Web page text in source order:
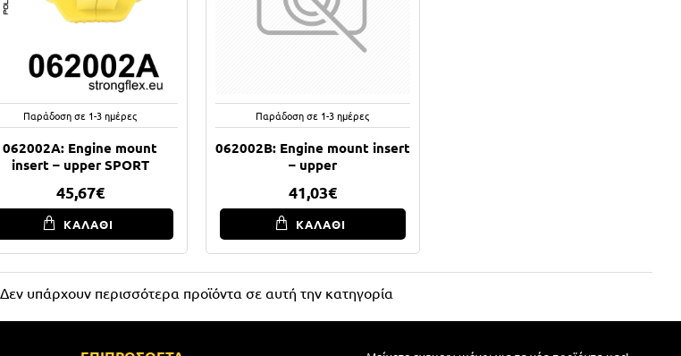
Παράδοση σε 1-3 ημέρες
062002A: Engine mount
insert – upper SPORT
45,67€
ΚΑΛΑΘΙ
Παράδοση σε 1-3 ημέρες
062002B: Engine mount insert
– upper
41,03€
ΚΑΛΑΘΙ
Δεν υπάρχουν περισσότερα προϊόντα σε αυτή την κατηγορία